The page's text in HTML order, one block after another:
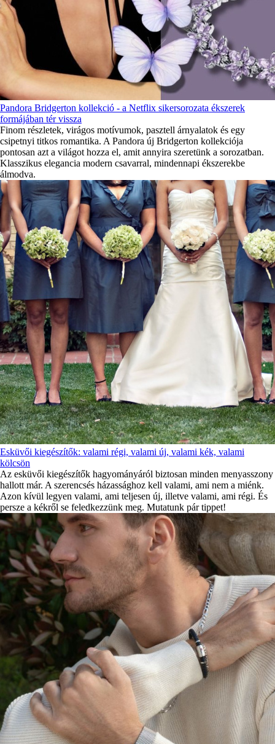
Pandora Bridgerton kollekció - a Netflix sikersorozata ékszerek
formájában tér vissza
Finom részletek, virágos motívumok, pasztell árnyalatok és egy
csipetnyi titkos romantika. A Pandora új Bridgerton kollekciója
pontosan azt a világot hozza el, amit annyira szeretünk a sorozatban.
Klasszikus elegancia modern csavarral, mindennapi ékszerekbe
álmodva.
Esküvői kiegészítők: valami régi, valami új, valami kék, valami
kölcsön
Az esküvői kiegészítők hagyományáról biztosan minden menyasszony
hallott már. A szerencsés házassághoz kell valami, ami nem a miénk.
Azon kívül legyen valami, ami teljesen új, illetve valami, ami régi. És
persze a kékről se feledkezzünk meg. Mutatunk pár tippet!